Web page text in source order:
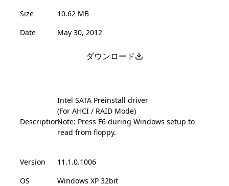
Size
10.62 MB
Date
May 30, 2012
ダウンロード
Description
Intel SATA Preinstall driver
(For AHCI / RAID Mode)
Note: Press F6 during Windows setup to
read from floppy.
Version
11.1.0.1006
OS
Windows XP 32bit